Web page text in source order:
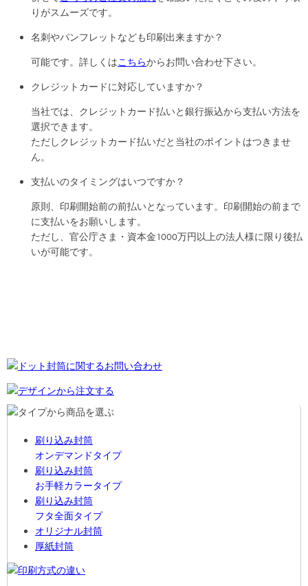
りがスムーズです。
名刺やパンフレットなども印刷出来ますか？
可能です。詳しくはこちらからお問い合わせ下さい。
クレジットカードに対応していますか？
当社では、クレジットカード払いと銀行振込から支払い方法を
選択できます。
ただしクレジットカード払いだと当社のポイントはつきませ
ん。
支払いのタイミングはいつですか？
原則、印刷開始前の前払いとなっています。印刷開始の前まで
に支払いをお願いします。
ただし、官公庁さま・資本金1000万円以上の法人様に限り後払
いが可能です。
刷り込み封筒
オンデマンドタイプ
刷り込み封筒
お手軽カラータイプ
刷り込み封筒
フタ全面タイプ
オリジナル封筒
厚紙封筒